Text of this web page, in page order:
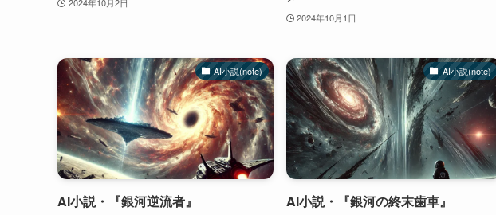
2024年10月1日
AI小説(note)
AI小説・『銀河逆流者』
AI小説(note)
AI小説・『銀河の終末歯車』